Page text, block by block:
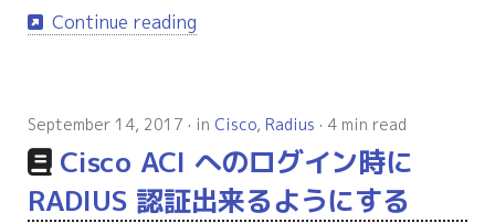
Continue reading
September 14, 2017 in Cisco, Radius 4 min read
Cisco ACI へのログイン時に
RADIUS 認証出来るようにする